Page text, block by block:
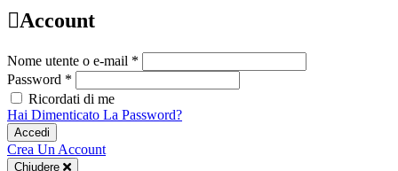
Account
Nome utente o e-mail *
Password *
Ricordati di me
Hai Dimenticato La Password?
Accedi
Crea Un Account
Chiudere